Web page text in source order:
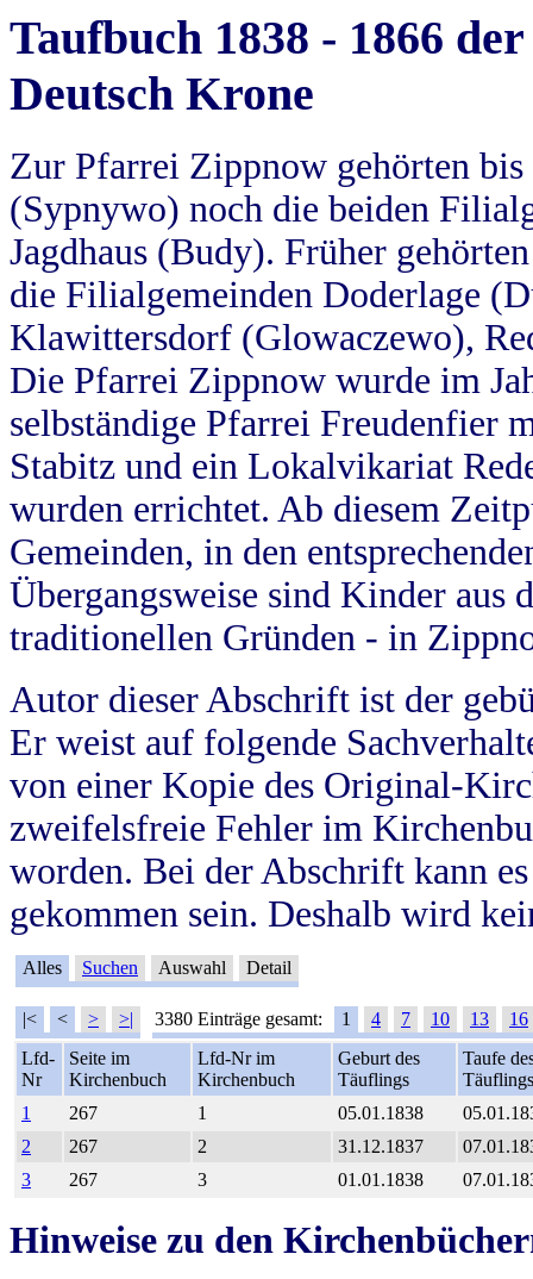
Taufbuch 1838 - 1866
Deutsch Krone
Zur Pfarrei Zippnow gehörten
(Sypnywo) noch die beiden
Jagdhaus (Budy). Früher
die Filialgemeinden Doderlage
Klawittersdorf (Glowaczewo),
Die Pfarrei Zippnow wurde im
selbständige Pfarrei Freudenfier
Stabitz und ein Lokalvikariat
wurden errichtet. Ab diesem
Gemeinden, in den
Übergangsweise sind Kinder aus
traditionellen Gründen - in
Autor dieser Abschrift ist der
Er weist auf folgende
von einer Kopie des Original-
zweifelsfreie Fehler im
worden. Bei der Abschrift kann
gekommen sein. Deshalb wird
Alles Suchen Auswahl Detail
|< < > >| 3380 Einträge gesamt: 1 4 7 10 13
16
Lfd-
Nr
Seite im
Kirchenbuch
Lfd-Nr im
Kirchenbuch
Geburt des
Täuflings
Taufe
Täuflings
1
267 1 05.01.1838
2
267 2 31.12.1837
3
267 3 01.01.1838
Hinweise zu den